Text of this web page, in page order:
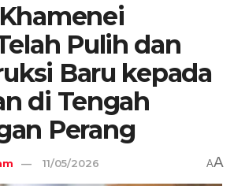
Pulih dan
Baru kepada
di Tengah
Perang
11/05/2026 AA